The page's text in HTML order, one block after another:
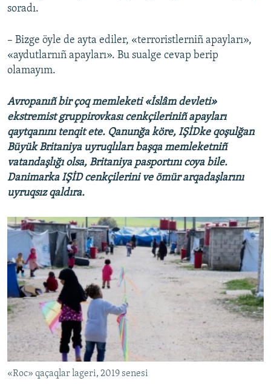
soradı.
– Bizge öyle de ayta ediler, «terroristlerniñ apayları»,
«aydutlarnıñ apayları». Bu sualge cevap berip
olamayım.
Avropanıñ bir çoq memleketi «İslâm devleti»
ekstremist gruppirovkası cenkçileriniñ apayları
qaytqanını tenqit ete. Qanunğa köre, IŞİDke qoşulğan
Büyük Britaniya uyruqlıları başqa memleketniñ
vatandaşlığı olsa, Britaniya pasportını coya bile.
Danimarka IŞİD cenkçilerini ve ömür arqadaşlarını
uyruqsız qaldıra.
«Roc» qaçaqlar lageri, 2019 senesi